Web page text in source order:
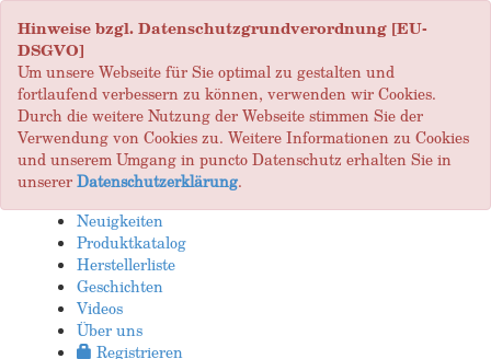
Hinweise bzgl. Datenschutzgrundverordnung [EU-
DSGVO]
Um unsere Webseite für Sie optimal zu gestalten und
fortlaufend verbessern zu können, verwenden wir Cookies.
Durch die weitere Nutzung der Webseite stimmen Sie der
Verwendung von Cookies zu. Weitere Informationen zu Cookies
und unserem Umgang in puncto Datenschutz erhalten Sie in
unsererDatenschutzerklärung.
Neuigkeiten
Produktkatalog
Herstellerliste
Geschichten
Videos
Über uns
Registrieren